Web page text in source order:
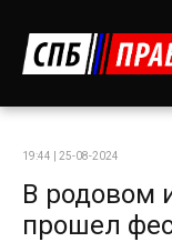
19:44 | 25-08-2024
В родовом
прошел